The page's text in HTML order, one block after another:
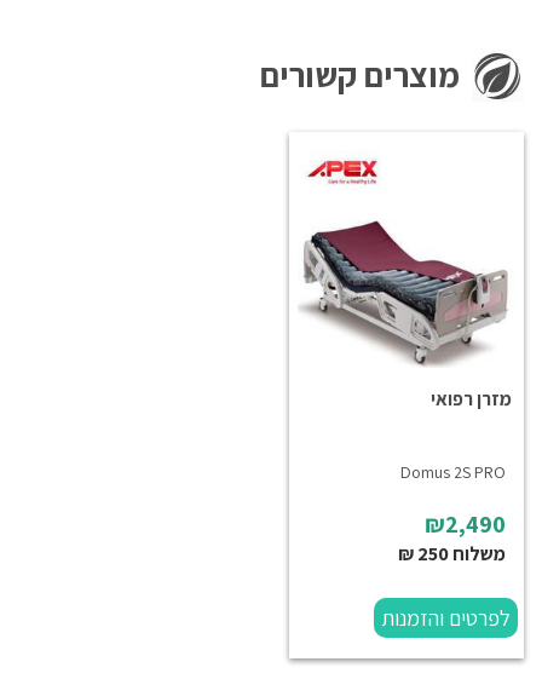
מוצרים קשורים
מזרן רפואי
Domus 2S PRO
₪2,490
משלוח 250 ₪
לפרטים והזמנות